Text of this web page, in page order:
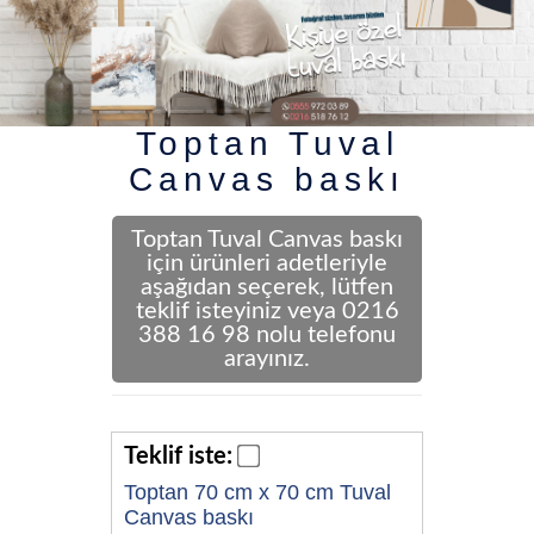
Toptan Tuval
Canvas baskı
Toptan Tuval Canvas baskı
için ürünleri adetleriyle
aşağıdan seçerek, lütfen
teklif isteyiniz veya 0216
388 16 98 nolu telefonu
arayınız.
Teklif iste:
Toptan 70 cm x 70 cm Tuval
Canvas baskı